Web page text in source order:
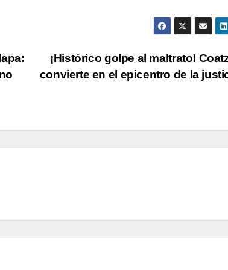
¡Histórico golpe al maltrato!
convierte en el epicentro de la